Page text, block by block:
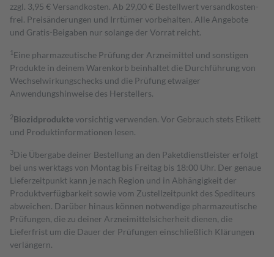
zzgl. 3,95 € Versandkosten. Ab 29,00 € Bestell­wert versand­kosten­
frei. Preisänderungen und Irrtümer vorbehalten. Alle Angebote
und Gratis-Beigaben nur solange der Vorrat reicht.
1 Eine pharmazeutische Prüfung der Arzneimittel und sonstigen
Produkte in deinem Warenkorb beinhaltet die Durchführung von
Wechselwirkungschecks und die Prüfung etwaiger
Anwendungshinweise des Herstellers.
2Biozidproduktevorsichtig verwenden. Vor Gebrauch stets Etikett
und Produktinformationen lesen.
3Die Übergabe deiner Bestellung an den Paketdienstleister erfolgt
bei uns werktags von Montag bis Freitag bis 18:00 Uhr. Der genaue
Lieferzeitpunkt kann je nach Region und in Abhängigkeit der
Produktverfügbarkeit sowie vom Zustellzeitpunkt des Spediteurs
abweichen. Darüber hinaus können notwendige pharmazeutische
Prüfungen, die zu deiner Arzneimittelsicherheit dienen, die
Lieferfrist um die Dauer der Prüfungen einschließlich Klärungen
verlängern.